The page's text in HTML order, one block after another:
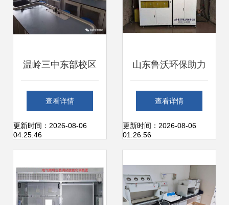
温岭三中东部校区
建设项目冲刺 仪器
设备安装调试阶段
查看详情
更新时间：2026-08-06
04:25:46
山东鲁沃环保助力
吉林大学实验室废
水处理设备圆满完
查看详情
更新时间：2026-08-06
01:26:56